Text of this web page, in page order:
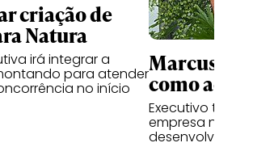
criação de
Natura
irá integrar a
para atender
no início
Marcus
como
Executivo tem
empresa nas